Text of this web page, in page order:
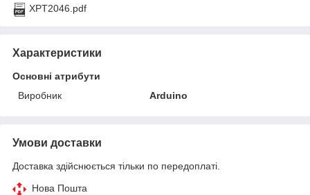
XPT2046.pdf
Характеристики
Основні атрибути
Виробник
Arduino
Умови доставки
Доставка здійснюється тільки по передоплаті.
Нова Пошта